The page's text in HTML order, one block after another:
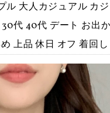
大人カジュアル カ
代 40代 デート お出
上品 休日 オフ 着回